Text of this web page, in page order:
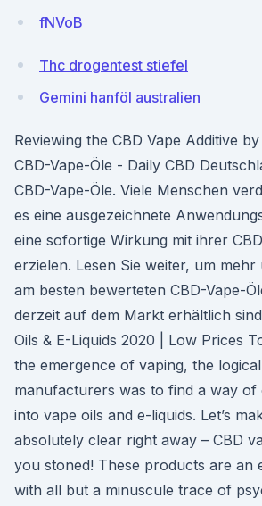
fNVoB
Thc drogentest stiefel
Gemini hanföl australien
Reviewing the CBD Vape Additive
CBD-Vape-Öle - Daily CBD
CBD-Vape-Öle. Viele Menschen
es eine ausgezeichnete
eine sofortige Wirkung mit ihrer
erzielen. Lesen Sie weiter, um
am besten bewerteten CBD-Vape-
derzeit auf dem Markt erhältlich
Oils & E-Liquids 2020 | Low Prices
the emergence of vaping, the
manufacturers was to find a way of
into vape oils and e-liquids. Let’s
absolutely clear right away – CBD
you stoned! These products are an
with all but a minuscule trace of